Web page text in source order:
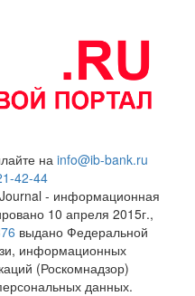
на info@ib-bank.ru
42-44
- информационная
10 апреля 2015г.,
выдано Федеральной
информационных
(Роскомнадзор)
данных.